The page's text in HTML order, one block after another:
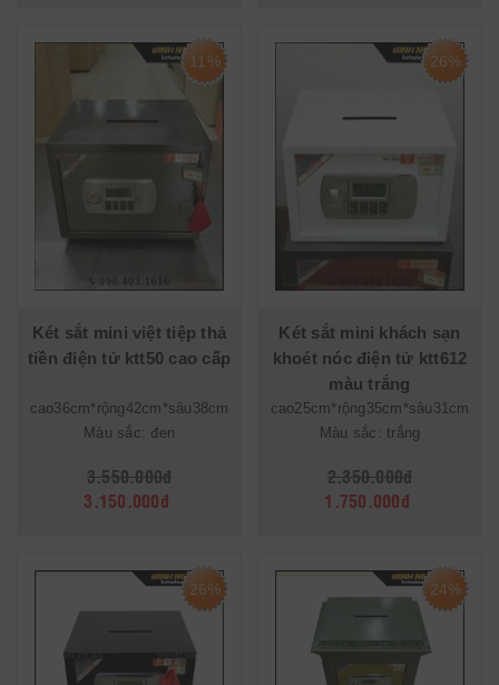
11%
Két sắt mini việt tiệp thả
tiền điện tử ktt50 cao cấp
cao36cm*rộng42cm*sâu38cm
Màu sắc: đen
3.550.000đ
3.150.000đ
26%
Két sắt mini khách sạn
khoét nóc điện tử ktt612
màu trắng
cao25cm*rộng35cm*sâu31cm
Màu sắc: trắng
2.350.000đ
1.750.000đ
26% 24%